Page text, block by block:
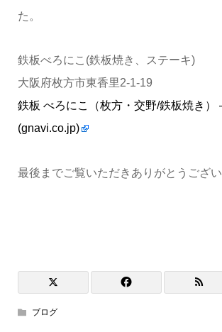
た。
鉄板べろにこ(鉄板焼き、ステーキ)
大阪府枚方市東香里2-1-19
鉄板 べろにこ（枚方・交野/鉄板焼き）
(gnavi.co.jp)
最後までご覧いただきありがとうござい
ブログ